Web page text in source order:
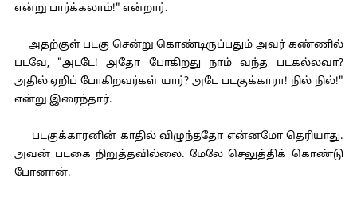
என்று பார்க்கலாம்!" என்றார்.
அதற்குள் படகு சென்று கொண்டிருப்பதும் அவர் கண்ணில்
படவே, "அடடே! அதோ போகிறது நாம் வந்த படகல்லவா?
அதில் ஏறிப் போகிறவர்கள் யார்? அடே படகுக்காரா! நில் நில்!"
என்று இரைந்தார்.
படகுக்காரனின் காதில் விழுந்ததோ என்னமோ தெரியாது.
அவன் படகை நிறுத்தவில்லை. மேலே செலுத்திக் கொண்டு
போனான்.